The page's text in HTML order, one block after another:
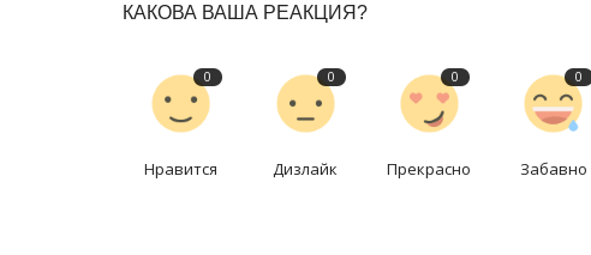
КАКОВА ВАША РЕАКЦИЯ?
0
Нравится
0
Дизлайк
0
Прекрасно
0
Забавно